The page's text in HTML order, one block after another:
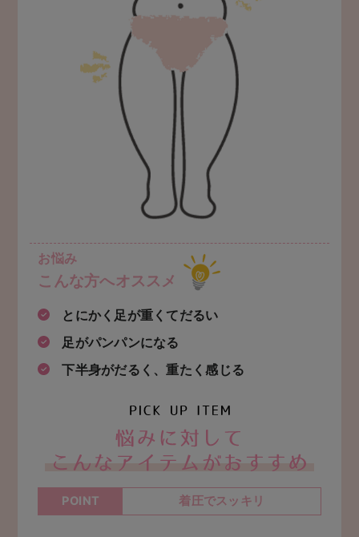
お悩み
こんな方へオススメ
とにかく足が重くてだるい
足がパンパンになる
下半身がだるく、重たく感じる
POINT 着圧でスッキリ